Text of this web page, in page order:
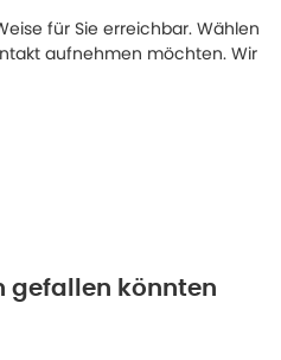
für Sie erreichbar. Wählen
aufnehmen möchten. Wir
gefallen könnten